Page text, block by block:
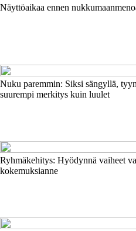
Näyttöaikaa ennen
Nuku paremmin: Siksi sängyllä,
suurempi merkitys kuin luulet
Ryhmäkehitys: Hyödynnä vaiheet
kokemuksianne